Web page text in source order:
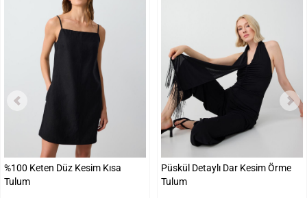
%100 Keten Düz Kesim Kısa
Tulum
Püskül Detaylı Dar Kesim Örme
Tulum